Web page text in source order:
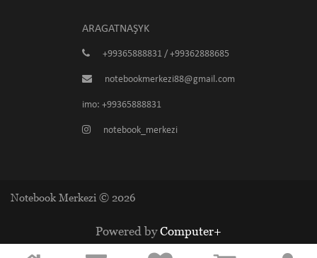
ARAGATNAŞYK
+99365888831 / +99362888685
notebookmerkezi88@gmail.com
imo: +99365888831
notebook_merkezi
Notebook Merkezi © 2026
Powered byComputer+